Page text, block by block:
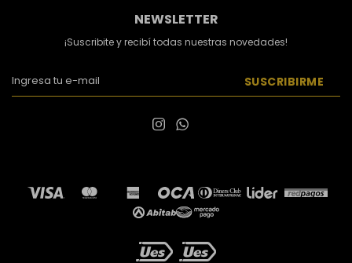
NEWSLETTER
¡Suscribite y recibí todas nuestras novedades!
SUSCRIBIRME
 